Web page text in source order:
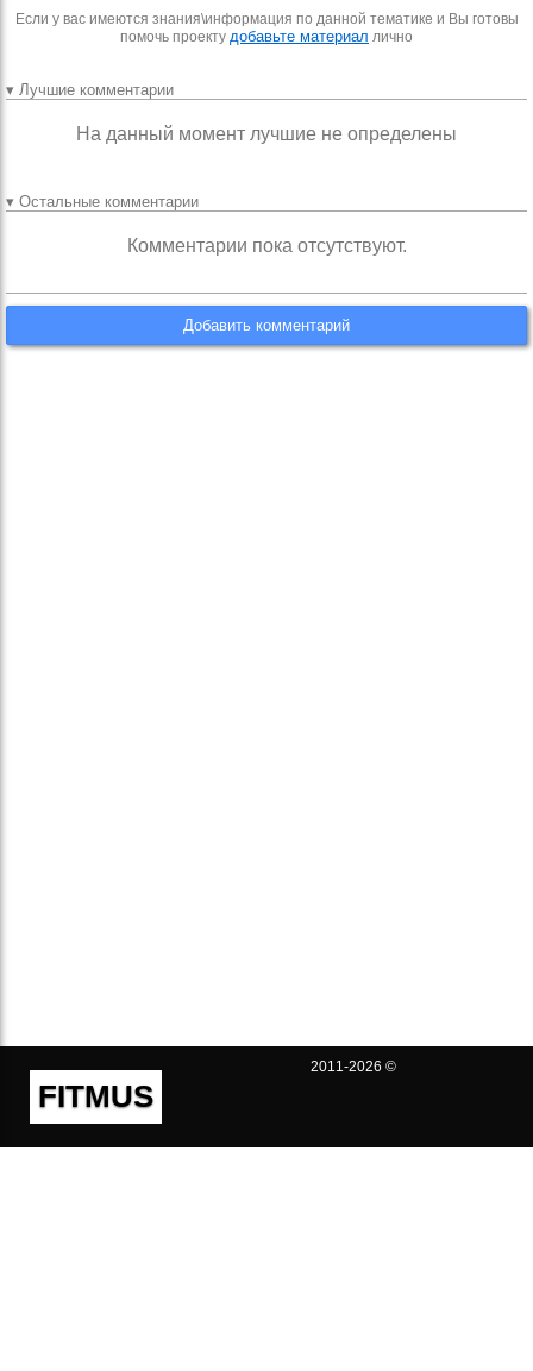
Если у вас имеются знания\информация по данной тематике и Вы готовы
помочь проекту добавьте материал лично
▾ Лучшие комментарии
На данный момент лучшие не определены
▾ Остальные комментарии
Комментарии пока отсутствуют.
Добавить комментарий
FITMUS
2011-2026 ©